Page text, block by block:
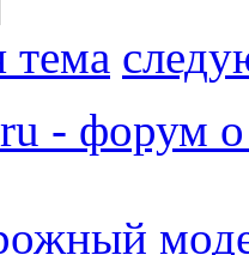
тема
- форум